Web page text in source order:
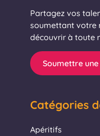
Partagez vos
soumettant votre
découvrir à toute
Soumettre
Catégories
Apéritifs